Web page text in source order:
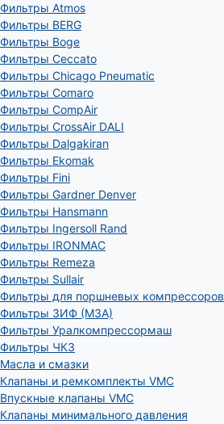
Фильтры Atmos
Фильтры BERG
Фильтры Boge
Фильтры Ceccato
Фильтры Chicago Pneumatic
Фильтры Comaro
Фильтры CompAir
Фильтры CrossAir DALI
Фильтры Dalgakiran
Фильтры Ekomak
Фильтры Fini
Фильтры Gardner Denver
Фильтры Hansmann
Фильтры Ingersoll Rand
Фильтры IRONMAC
Фильтры Remeza
Фильтры Sullair
Фильтры для поршневых компрессоров
Фильтры ЗИФ (МЗА)
Фильтры Уралкомпрессормаш
Фильтры ЧКЗ
Масла и смазки
Клапаны и ремкомплекты VMC
Впускные клапаны VMC
Клапаны минимального давления